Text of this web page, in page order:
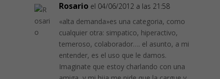
Rosario el 04/06/2012 a las 21:58
«alta demanda»es una categoria, como
cualquier otra: simpatico, hiperactivo,
temeroso, colaborador…. el asunto, a mi
entender, es el uso que le damos.
Imaginate que estoy charlando con una